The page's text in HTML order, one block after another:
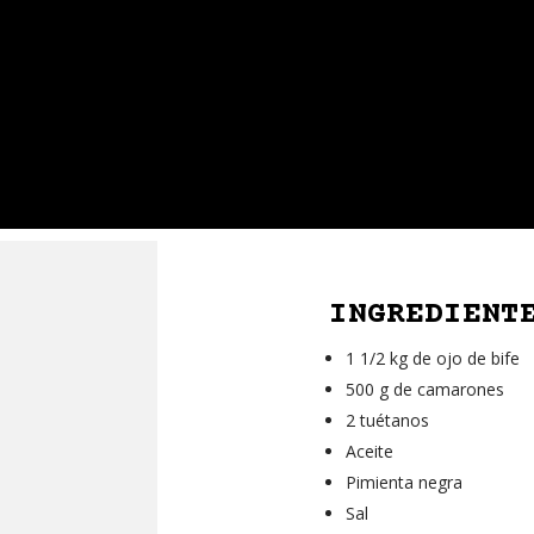
1 1/2 kg de ojo de bife
500 g de camarones
2 tuétanos
Aceite
Pimienta negra
Sal